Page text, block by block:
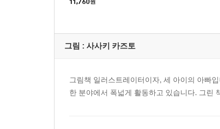
그림 : 사사키 카즈토
그림책 일러스트레이터이자, 세 아이의 아빠
한 분야에서 폭넓게 활동하고 있습니다. 그린